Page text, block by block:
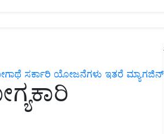
ಸರ್ಕಾರಿ ಯೋಜನೆಗಳು ಇತರೆ ಮ್ಯಾಗಜಿನ್‌